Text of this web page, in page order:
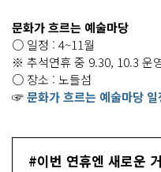
문화가 흐르는 예술마당
○ 일정 : 4~11월
※ 추석연휴 중 9.30, 10.3 운
○ 장소 : 노들섬
☞문화가 흐르는 예술마당 일
#이번 연휴엔 새로운